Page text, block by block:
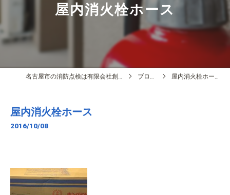
屋内消火栓ホース
名古屋市の消防点検は有限会社創功 ブログ 屋内消火栓ホース
屋内消火栓ホース
2016/10/08